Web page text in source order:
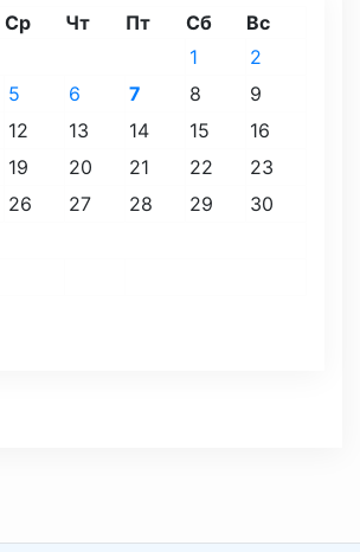
Ср Чт Пт Сб Вс
1
2
5 6 7 8
9
12 13 14 15
16
19 20 21 22
23
26 27 28 29
30